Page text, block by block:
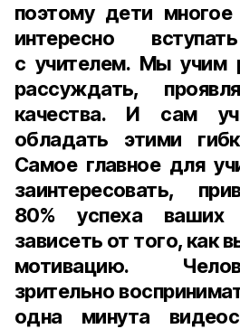
поэтому дети многое
интересно
с учителем. Мы учим
рассуждать,
качества. И сам
обладать этими
Самое главное для
заинтересовать,
80% успеха ваших
зависеть от того, как
мотивацию.
зрительно
одна минута